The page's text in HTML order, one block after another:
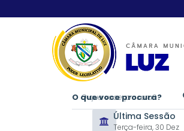
O que voce procura?
Última Sessão
Terça-feira 30 Dez